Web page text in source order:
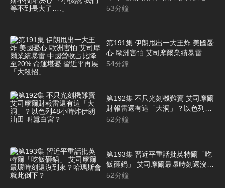
「小孩說 我們等不到長大了….」
53分鐘
第191集 伊朗甩出一大王炸 美國憂
心 歐洲害怕 艾司摩爾業績暴雷 中
國營收占比降至20% 命運堪憂 習
54分鐘
第192集 不只光刻機難賣 艾司摩爾
財報雷還有這「大洞」？以色列48
小時炸伊朗油田 叫囂白宮？
52分鐘
第193集 習近平重話批英特爾「吃
飯砸鍋」 艾司摩爾最壞時刻還沒到
來？哈瑪斯會就此倒下？
52分鐘